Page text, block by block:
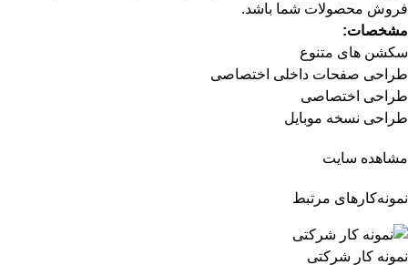
فروش محصولات شما باشد.
مشخصات:
سکشن های متنوع
طراحی صفحات داخلی اختصاصی
طراحی اختصاصی
طراحی نسخه موبایل
مشاهده سایت
نمونه‌کارهای مرتبط
نمونه کار شرکتی